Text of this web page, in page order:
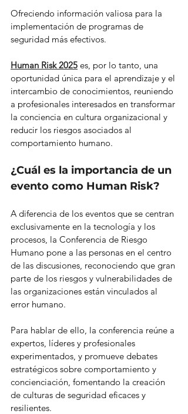
Ofreciendo información valiosa para la
implementación de programas de
seguridad más efectivos.
Human Risk 2025 es, por lo tanto, una
oportunidad única para el aprendizaje y el
intercambio de conocimientos, reuniendo
a profesionales interesados en transformar
la conciencia en cultura organizacional y
reducir los riesgos asociados al
comportamiento humano.
¿Cuál es la importancia de un
evento como Human Risk?
A diferencia de los eventos que se centran
exclusivamente en la tecnología y los
procesos, la Conferencia de Riesgo
Humano pone a las personas en el centro
de las discusiones, reconociendo que gran
parte de los riesgos y vulnerabilidades de
las organizaciones están vinculados al
error humano.
Para hablar de ello, la conferencia reúne a
expertos, líderes y profesionales
experimentados, y promueve debates
estratégicos sobre comportamiento y
concienciación, fomentando la creación
de culturas de seguridad eficaces y
resilientes.